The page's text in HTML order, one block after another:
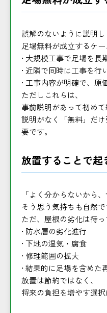
誤解のないように説明し
足場無料が成立するケ
• 大規模工事で足場を長
• 近隣で同時に工事を行
• 工事内容が明確で、原
ただしこれらは、
事前説明があって初めて
説明がなく「無料」だ
要です。
放置することで起
「よく分からないから
そう思う気持ちも自然で
ただ、屋根の劣化は待っ
• 防水層の劣化進行
• 下地の湿気・腐食
• 修理範囲の拡大
• 結果的に足場を含めた
放置は節約ではなく、
将来の負担を増やす選択